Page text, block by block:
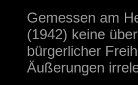
Gemessen am
(1942) keine
bürgerlicher
Äußerungen